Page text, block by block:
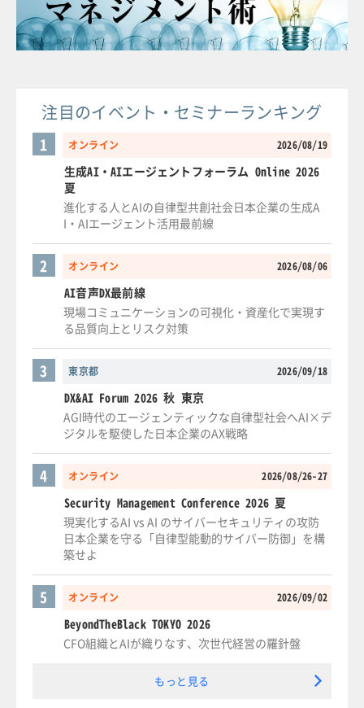
注目のイベント・セミナーランキング
オンライン 2026/08/19
1
生成AI・AIエージェントフォーラム Online 2026
夏
進化する人とAIの自律型共創社会日本企業の生成A
I・AIエージェント活用最前線
オンライン 2026/08/06
2
AI音声DX最前線
現場コミュニケーションの可視化・資産化で実現す
る品質向上とリスク対策
東京都 2026/09/18
3
DX&AI Forum 2026 秋 東京
AGI時代のエージェンティックな自律型社会へAI×デ
ジタルを駆使した日本企業のAX戦略
オンライン 2026/08/26-27
4
Security Management Conference 2026 夏
現実化するAI vs AI のサイバーセキュリティの攻防
日本企業を守る「自律型能動的サイバー防御」を構
築せよ
オンライン 2026/09/02
5
BeyondTheBlack TOKYO 2026
CFO組織とAIが織りなす、次世代経営の羅針盤
もっと見る